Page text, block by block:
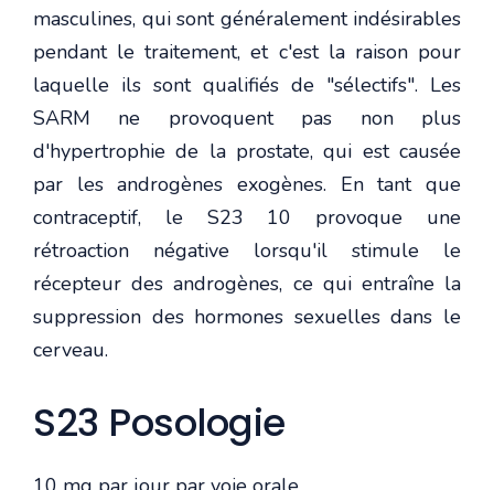
masculines, qui sont généralement indésirables
pendant le traitement, et c'est la raison pour
laquelle ils sont qualifiés de "sélectifs". Les
SARM ne provoquent pas non plus
d'hypertrophie de la prostate, qui est causée
par les androgènes exogènes. En tant que
contraceptif, le S23 10 provoque une
rétroaction négative lorsqu'il stimule le
récepteur des androgènes, ce qui entraîne la
suppression des hormones sexuelles dans le
cerveau.
S23 Posologie